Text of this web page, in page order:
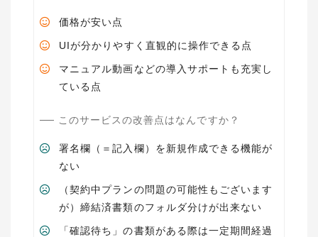
価格が安い点
UIが分かりやすく直観的に操作できる点
マニュアル動画などの導入サポートも充実し
ている点
このサービスの改善点はなんですか？
署名欄（＝記入欄）を新規作成できる機能が
ない
（契約中プランの問題の可能性もございます
が）締結済書類のフォルダ分けが出来ない
「確認待ち」の書類がある際は一定期間経過